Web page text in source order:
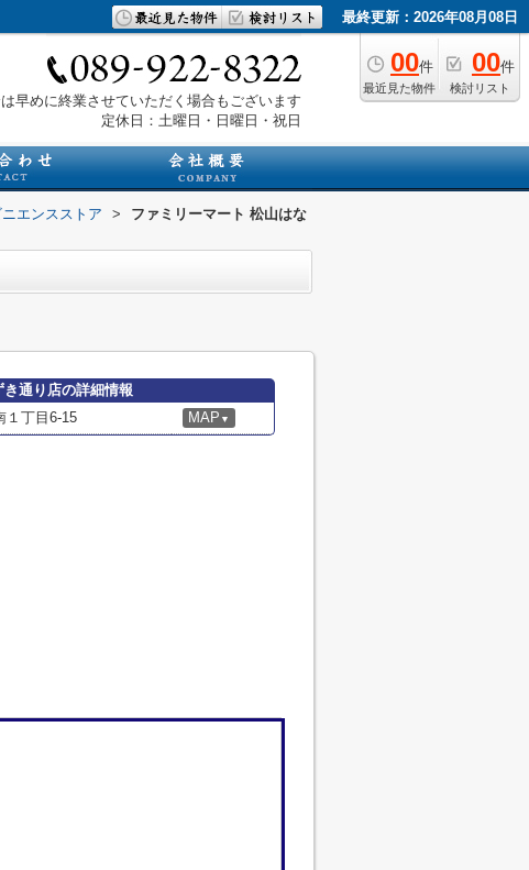
最終更新：2026年08月08日
00件
最近見た物件
00件
検討リスト
早めに終業させていただく場合もございます
定休日：土曜日・日曜日・祝日
エンスストア >
ファミリーマート 松山はな
通り店の詳細情報
１丁目6-15 MAP ▼